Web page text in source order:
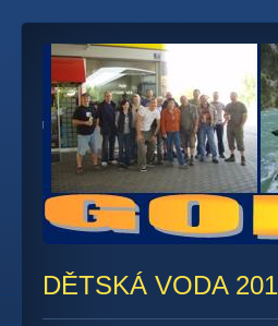
DĚTSKÁ VODA